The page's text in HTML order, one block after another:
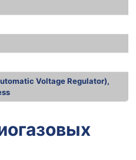
Voltage Regulator),